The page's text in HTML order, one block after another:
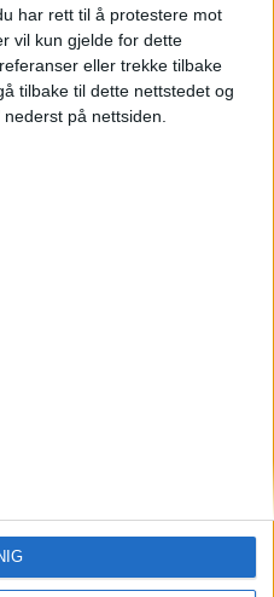
har rett til å protestere mot
vil kun gjelde for dette
eller trekke tilbake
tilbake til dette nettstedet og
på nettsiden.
tlf: 93 25 68 32